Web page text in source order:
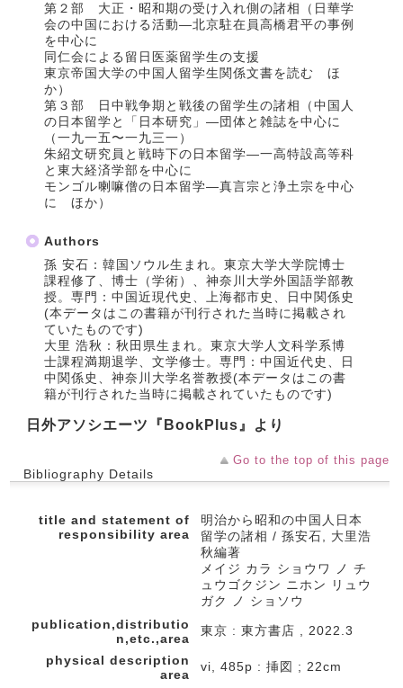
第２部 大正・昭和期の受け入れ側の諸相（日華学
会の中国における活動―北京駐在員高橋君平の事例
を中心に
同仁会による留日医薬留学生の支援
東京帝国大学の中国人留学生関係文書を読む ほ
か）
第３部 日中戦争期と戦後の留学生の諸相（中国人
の日本留学と「日本研究」―団体と雑誌を中心に
（一九一五〜一九三一）
朱紹文研究員と戦時下の日本留学―一高特設高等科
と東大経済学部を中心に
モンゴル喇嘛僧の日本留学―真言宗と浄土宗を中心
に ほか）
Authors
孫 安石：韓国ソウル生まれ。東京大学大学院博士
課程修了、博士（学術）、神奈川大学外国語学部教
授。専門：中国近現代史、上海都市史、日中関係史
(本データはこの書籍が刊行された当時に掲載され
ていたものです)
大里 浩秋：秋田県生まれ。東京大学人文科学系博
士課程満期退学、文学修士。専門：中国近代史、日
中関係史、神奈川大学名誉教授(本データはこの書
籍が刊行された当時に掲載されていたものです)
日外アソシエーツ『BookPlus』より
Go to the top of this page
Bibliography Details
title and statement of
responsibility area
明治から昭和の中国人日本
留学の諸相 / 孫安石, 大里浩
秋編著
メイジ カラ ショウワ ノ チ
ュウゴクジン ニホン リュウ
ガク ノ ショソウ
publication,distributio
n,etc.,area
東京 : 東方書店 , 2022.3
physical description
area
vi, 485p : 挿図 ; 22cm